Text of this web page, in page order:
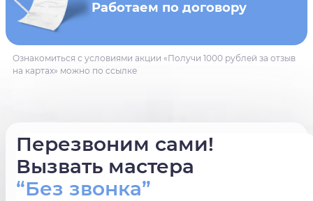
Перезвоним сами!
Вызвать мастера
“Без звонка”
Работаем по договору
Ознакомиться с условиями акции «Получи 1000 рублей за отзыв
на картах» можно по ссылке